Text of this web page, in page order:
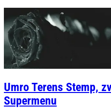
Umro Terens Stemp,
Supermenu